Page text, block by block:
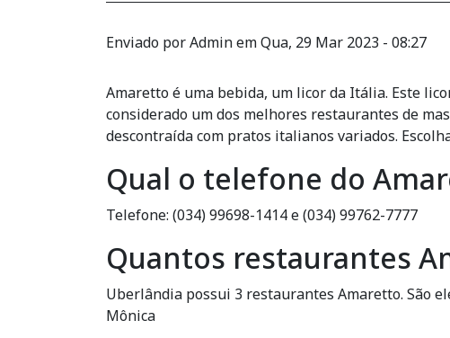
Enviado porAdminemQua, 29 Mar 2023 - 08:27
Amaretto é uma bebida, um licor da Itália. Este
considerado um dos melhores restaurantes de
descontraída com pratos italianos variados.
Qual o telefone do
Telefone: (034) 99698-1414 e (034) 99762-7777
Quantos restaurantes
Uberlândia possui 3 restaurantes Amaretto. São
Mônica